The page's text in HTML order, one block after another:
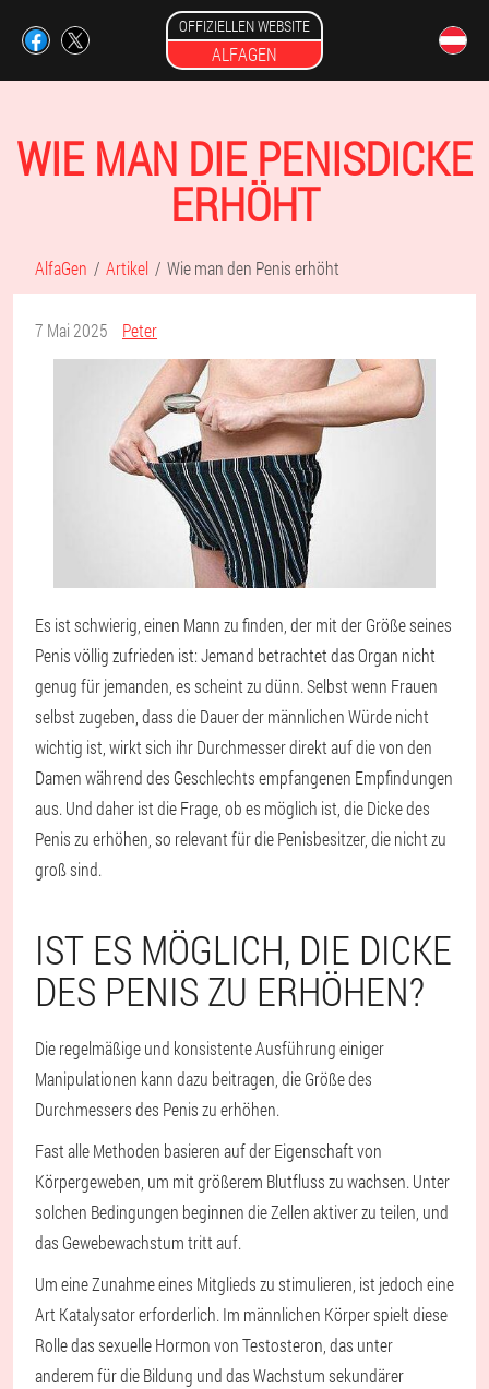
OFFIZIELLEN WEBSITE
ALFAGEN
WIE MAN DIE PENISDICKE
ERHÖHT
AlfaGen Artikel Wie man den Penis erhöht
7 Mai 2025 Peter
Es ist schwierig, einen Mann zu finden, der mit der Größe seines
Penis völlig zufrieden ist: Jemand betrachtet das Organ nicht
genug für jemanden, es scheint zu dünn. Selbst wenn Frauen
selbst zugeben, dass die Dauer der männlichen Würde nicht
wichtig ist, wirkt sich ihr Durchmesser direkt auf die von den
Damen während des Geschlechts empfangenen Empfindungen
aus. Und daher ist die Frage, ob es möglich ist, die Dicke des
Penis zu erhöhen, so relevant für die Penisbesitzer, die nicht zu
groß sind.
IST ES MÖGLICH, DIE DICKE
DES PENIS ZU ERHÖHEN?
Die regelmäßige und konsistente Ausführung einiger
Manipulationen kann dazu beitragen, die Größe des
Durchmessers des Penis zu erhöhen.
Fast alle Methoden basieren auf der Eigenschaft von
Körpergeweben, um mit größerem Blutfluss zu wachsen. Unter
solchen Bedingungen beginnen die Zellen aktiver zu teilen, und
das Gewebewachstum tritt auf.
Um eine Zunahme eines Mitglieds zu stimulieren, ist jedoch eine
Art Katalysator erforderlich. Im männlichen Körper spielt diese
Rolle das sexuelle Hormon von Testosteron, das unter
anderem für die Bildung und das Wachstum sekundärer